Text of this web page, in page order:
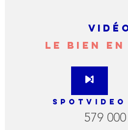
LE BIEN EN
SPOTVIDEO
579